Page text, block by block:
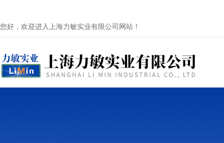
您好，欢迎进入上海力敏实业有限公司网站！